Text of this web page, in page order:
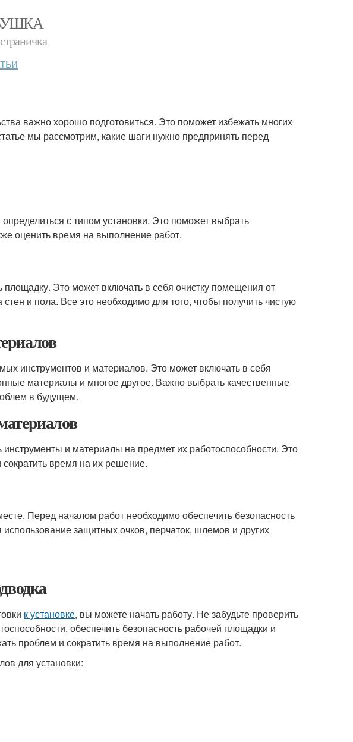
важно хорошо подготовиться. Это поможет избежать многих
мы рассмотрим, какие шаги нужно предпринять перед
с типом установки. Это поможет выбрать
оценить время на выполнение работ.
Это может включать в себя очистку помещения от
и пола. Все это необходимо для того, чтобы получить чистую
инструментов и материалов. Это может включать в себя
материалы и многое другое. Важно выбрать качественные
в будущем.
и материалы на предмет их работоспособности. Это
время на их решение.
Перед началом работ необходимо обеспечить безопасность
защитных очков, перчаток, шлемов и других
к установке, вы можете начать работу. Не забудьте проверить
обеспечить безопасность рабочей площадки и
проблем и сократить время на выполнение работ.
для установки: